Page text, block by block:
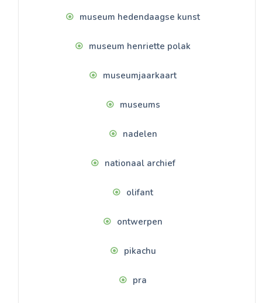
museum hedendaagse kunst
museum henriette polak
museumjaarkaart
museums
nadelen
nationaal archief
olifant
ontwerpen
pikachu
pra